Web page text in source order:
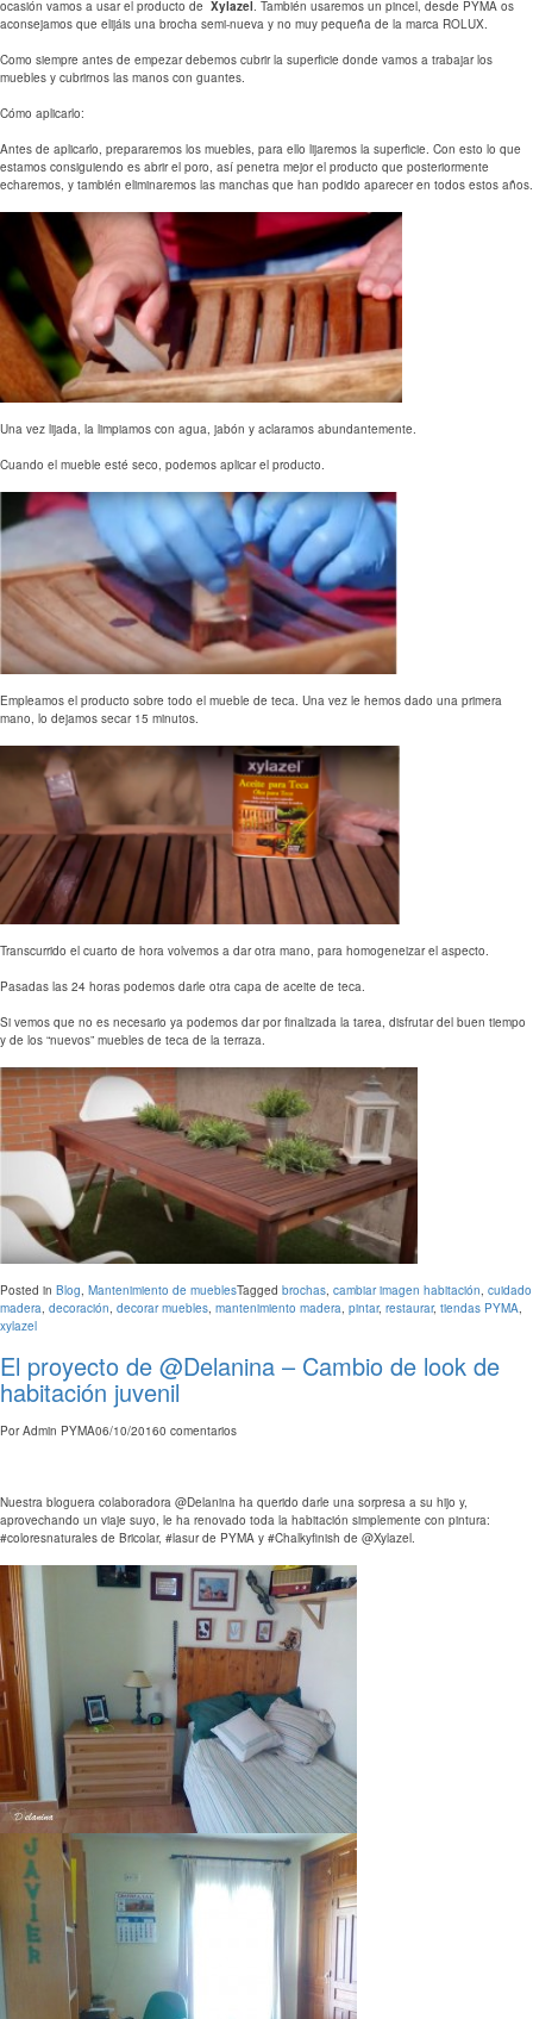
ocasión vamos a usar el producto de Xylazel . También usaremos un pincel, desde PYMA os
aconsejamos que elijáis una brocha semi-nueva y no muy pequeña de la marca ROLUX.
Como siempre antes de empezar debemos cubrir la superficie donde vamos a trabajar los
muebles y cubrirnos las manos con guantes.
Cómo aplicarlo:
Antes de aplicarlo, prepararemos los muebles, para ello lijaremos la superficie. Con esto lo que
estamos consiguiendo es abrir el poro, así penetra mejor el producto que posteriormente
echaremos, y también eliminaremos las manchas que han podido aparecer en todos estos años.
Una vez lijada, la limpiamos con agua, jabón y aclaramos abundantemente.
Cuando el mueble esté seco, podemos aplicar el producto.
Empleamos el producto sobre todo el mueble de teca. Una vez le hemos dado una primera
mano, lo dejamos secar 15 minutos.
Transcurrido el cuarto de hora volvemos a dar otra mano, para homogeneizar el aspecto.
Pasadas las 24 horas podemos darle otra capa de aceite de teca.
Si vemos que no es necesario ya podemos dar por finalizada la tarea, disfrutar del buen tiempo
y de los “nuevos” muebles de teca de la terraza.
Posted in Blog, Mantenimiento de mueblesTagged brochas, cambiar imagen habitación, cuidado
madera, decoración, decorar muebles, mantenimiento madera, pintar, restaurar, tiendas PYMA,
xylazel
El proyecto de @Delanina – Cambio de look de
habitación juvenil
PorAdmin PYMA06/10/20160 comentarios
Nuestra bloguera colaboradora @Delanina ha querido darle una sorpresa a su hijo y,
aprovechando un viaje suyo, le ha renovado toda la habitación simplemente con pintura:
#coloresnaturales de Bricolar, #lasur de PYMA y #Chalkyfinish de @Xylazel.